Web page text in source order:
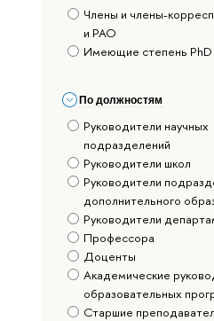
Члены и члены-
и РАО
Имеющие степень PhD
По должностям
Руководители научных
подразделений
Руководители школ
Руководители
дополнительного
Руководители
Профессора
Доценты
Академические
образовательных
Старшие